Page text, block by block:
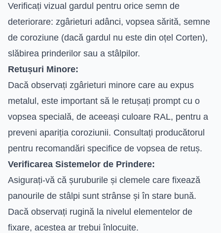
Verificați vizual gardul pentru orice semn de
deteriorare: zgârieturi adânci, vopsea sărită, semne
de coroziune (dacă gardul nu este din oțel Corten),
slăbirea prinderilor sau a stâlpilor.
Retușuri Minore:
Dacă observați zgârieturi minore care au expus
metalul, este important să le retușați prompt cu o
vopsea specială, de aceeași culoare RAL, pentru a
preveni apariția coroziunii. Consultați producătorul
pentru recomandări specifice de vopsea de retuș.
Verificarea Sistemelor de Prindere:
Asigurați-vă că șuruburile și clemele care fixează
panourile de stâlpi sunt strânse și în stare bună.
Dacă observați rugină la nivelul elementelor de
fixare, acestea ar trebui înlocuite.